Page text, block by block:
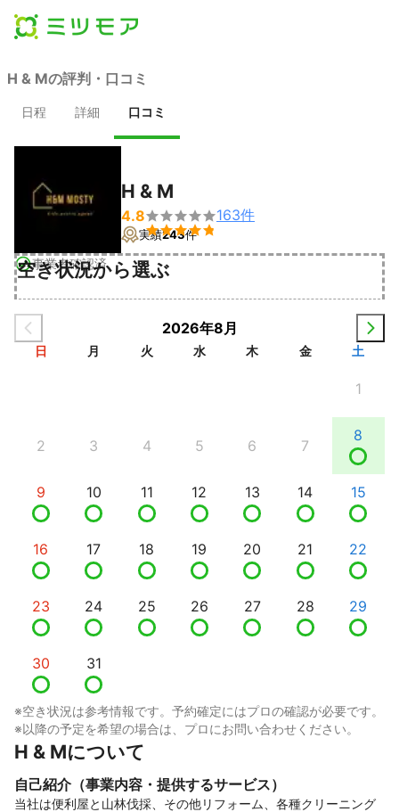
H & Mの評判・口コミ
日程 詳細 口コミ
事業者確認済
H & M
4.8

163件
実績243件
空き状況から選ぶ
2026年8月
日 月 火 水 木 金 土
1
2 3 4 5 6 7
8
9 10 11 12 13 14 15
16 17 18 19 20 21 22
23 24 25 26 27 28 29
30 31
※空き状況は参考情報です。予約確定にはプロの確認が必要です。
※以降の予定を希望の場合は、プロにお問い合わせください。
H & Mについて
自己紹介（事業内容・提供するサービス）
当社は便利屋と山林伐採、その他リフォーム、各種クリーニング